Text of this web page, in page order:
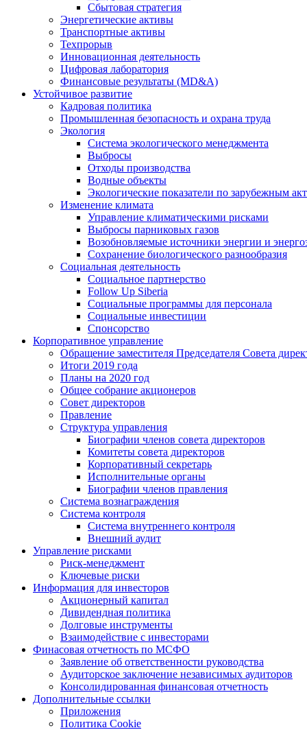
Сбытовая стратегия
Энергетические активы
Транспортные активы
Техпрорыв
Инновационная деятельность
Цифровая лаборатория
Финансовые результаты (MD&A)
Устойчивое развитие
Кадровая политика
Промышленная безопасность и охрана труда
Экология
Система экологического менеджмента
Выбросы
Отходы производства
Водные объекты
Экологические показатели по зарубежным
Изменение климата
Управление климатическими рисками
Выбросы парниковых газов
Возобновляемые источники энергии и
Сохранение биологического разнообразия
Социальная деятельность
Социальное партнерство
Follow Up Siberia
Социальные программы для персонала
Социальные инвестиции
Спонсорство
Корпоративное управление
Обращение заместителя Председателя Совета
Итоги 2019 года
Планы на 2020 год
Общее собрание акционеров
Совет директоров
Правление
Структура управления
Биографии членов совета директоров
Комитеты совета директоров
Корпоративный секретарь
Исполнительные органы
Биографии членов правления
Система вознаграждения
Система контроля
Система внутреннего контроля
Внешний аудит
Управление рисками
Риск-менеджмент
Ключевые риски
Информация для инвесторов
Акционерный капитал
Дивидендная политика
Долговые инструменты
Взаимодействие с инвеcторами
Финасовая отчетность по МСФО
Заявление об ответственности руководства
Аудиторское заключение независимых аудиторов
Консолидированная финансовая отчетность
Дополнительные ссылки
Приложения
Политика Cookie